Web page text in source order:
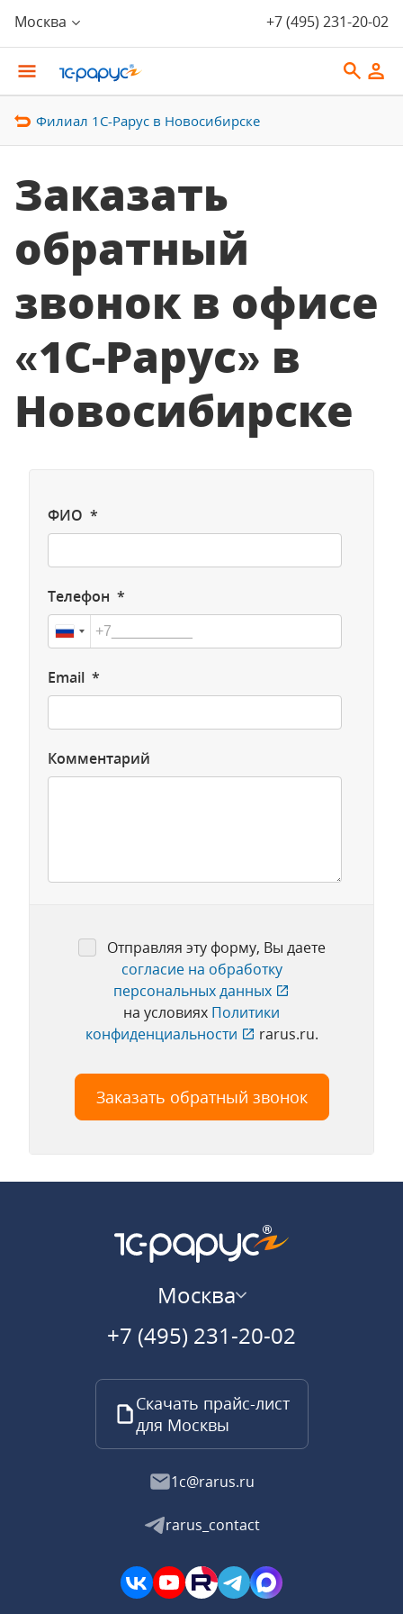
Москва +7 (495) 231-20-02
Филиал 1С-Рарус в Новосибирске
Заказать
обратный
звонок в офисе
«1С-Рарус» в
Новосибирске
ФИО *
Телефон *
Email *
Комментарий
Отправляя эту форму, Вы даете
согласие на обработку
персональных данных
на условиях Политики
конфиденциальности
rarus.ru.
Москва
+7 (495) 231-20-02
Скачать прайс-лист
для Москвы
1c@rarus.ru
rarus_contact